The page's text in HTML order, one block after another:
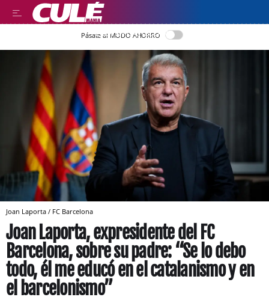
LEER EN CASTELLANO
Pásate al MODO AHORRO
Joan Laporta / FC Barcelona
Joan Laporta, expresidente del FC
Barcelona, sobre su padre: “Se lo debo
todo, él me educó en el catalanismo y en
el barcelonismo”